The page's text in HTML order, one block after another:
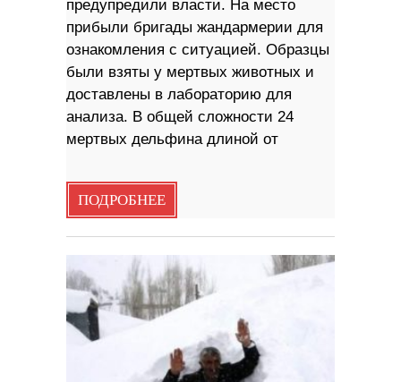
предупредили власти. На место
прибыли бригады жандармерии для
ознакомления с ситуацией. Образцы
были взяты у мертвых животных и
доставлены в лабораторию для
анализа. В общей сложности 24
мертвых дельфина длиной от
ПОДРОБНЕЕ